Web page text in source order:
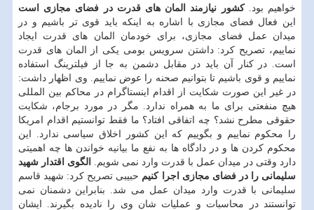
خواهیم بود.کشور نیازمند المان های قدرت در فضای مجازی است
این فعال فضای مجازی با اشاره به اینکه باید قوی تر باشیم و در
میدان عمل فضای مجازی، برای خودمان المان های قدرت ایجاد
نماییم، تصریح کرد: داشتن سرویس بومی یکی از المان های قدرت
است. در کنار آن باید در مقابل دشمن به جا از فیلترینگ استفاده
نماییم و قوی باشیم تا بتوانیم صحنه را عوض نماییم. وی اظهار داشت:
در غیر این صورت شکایت از اقدام اینستاگرام در محاکم بین المللی
هیچ منفعتی برای ما به همراه ندارد. مگر در مورد برجام، شکایت
حقوقی مطرح نشد؟ چه اتفاقی افتاد؟ ما فقط توانستیم اقدام امریکا
را محکوم نماییم و بگوییم که این کشور اخلاق سیاسی ندارد. این
محکوم کردن ها و در دادگاه ها به نفع ما بیانیه خواندن ها چه اهمیتی
دارد وقتی در میدان عمل با قدرت وارد نمی شویم.
الگوی اقتدار شهید
سلیمانی را در فضای مجازی اجرا کنیم حبیبی تصریح کرد: شهید قاسم
سلیمانی با قدرت وارد میدان عمل می شد. بنابراین دشمنان نمی
توانستند در محاسبات و عملیات شان وی را نادیده بگیرند. ایشان